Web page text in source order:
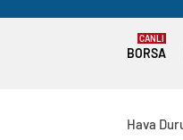
BORSA
CANLI
Hava